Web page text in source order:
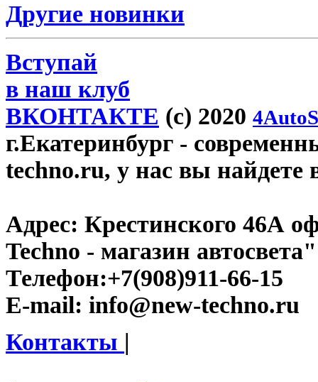
Другие новинки
Вступай
в наш клуб
ВКОНТАКТЕ (c) 2020
г.Екатеринбург -
techno.ru, у нас вы найдете
Адрес: Крестинского 46А
Techno - магазин автосвета"
Телефон:+7(908)911-66-15
E-mail: info@new-techno.ru
Контакты |